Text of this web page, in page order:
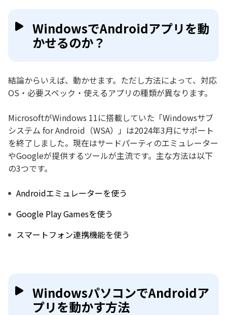
WindowsでAndroidアプリを動
かせるのか？
結論からいえば、動かせます。ただし方法によって、対応
OS・必要スペック・使えるアプリの種類が異なります。
MicrosoftがWindows 11に搭載していた「Windowsサブ
システム for Android（WSA）」は2024年3月にサポート
を終了しました。現在はサードパーティのエミュレーター
やGoogleが提供するツールが主流です。主な方法は以下
の3つです。
Androidエミュレーターを使う
Google Play Gamesを使う
スマートフォン連携機能を使う
WindowsパソコンでAndroidア
プリを動かす方法